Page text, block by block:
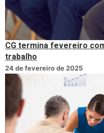
CG termina fevereiro
trabalho
24 de fevereiro de 2025